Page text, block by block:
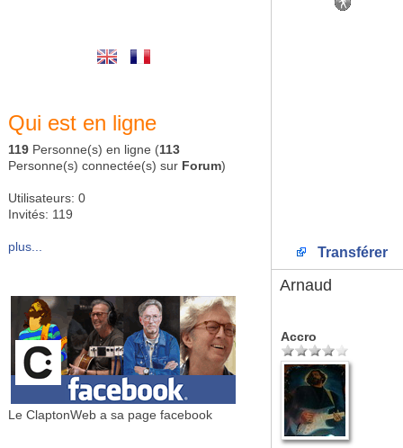
Qui est en ligne
119 Personne(s) en ligne (113
Personne(s) connectée(s) sur Forum)
Utilisateurs: 0
Invités: 119
plus...
Le ClaptonWeb a sa page facebook
Transférer
Arnaud
Accro